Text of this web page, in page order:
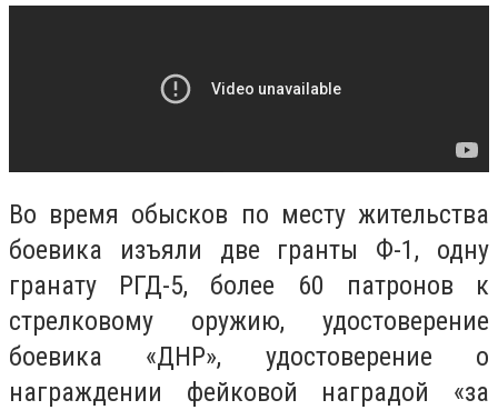
Во время обысков по месту жительства
боевика изъяли две гранты Ф-1, одну
гранату РГД-5, более 60 патронов к
стрелковому оружию, удостоверение
боевика «ДНР», удостоверение о
награждении фейковой наградой «за